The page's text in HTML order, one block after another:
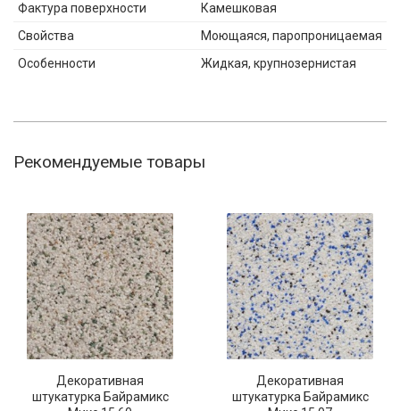
Фактура поверхности
Камешковая
Свойства
Моющаяся, паропроницаемая
Особенности
Жидкая, крупнозернистая
Рекомендуемые товары
Декоративная
штукатурка Байрамикс
Декоративная
штукатурка Байрамикс